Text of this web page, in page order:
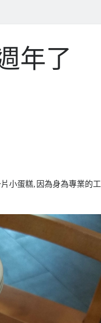
年了
小蛋糕, 因為身為專業的工